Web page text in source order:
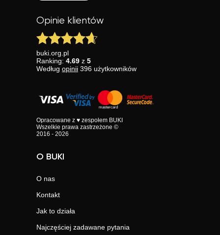
Opinie klientów
buki.org.pl
Ranking: 4.69 z 5
Według opinii 396 użytkowników
Opracowane z ♥ zespołem BUKI
Wszelkie prawa zastrzeżone ©
2016 - 2026
O BUKI
O nas
Kontakt
Jak to działa
Najczęściej zadawane pytania